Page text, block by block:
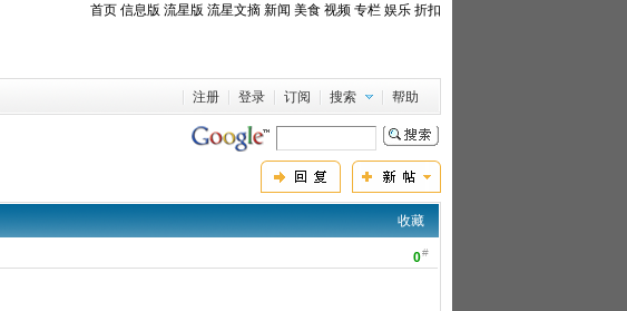
首页 信息版 流星版 流星文摘 新闻 美食 视频 专栏 娱乐 折扣
注册 登录 订阅 搜索 帮助
收藏
0#